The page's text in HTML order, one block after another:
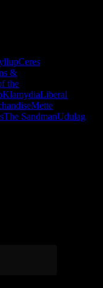
Ceres
&
the
KlamydiaLiberal
Mette
The SandmanUdulag